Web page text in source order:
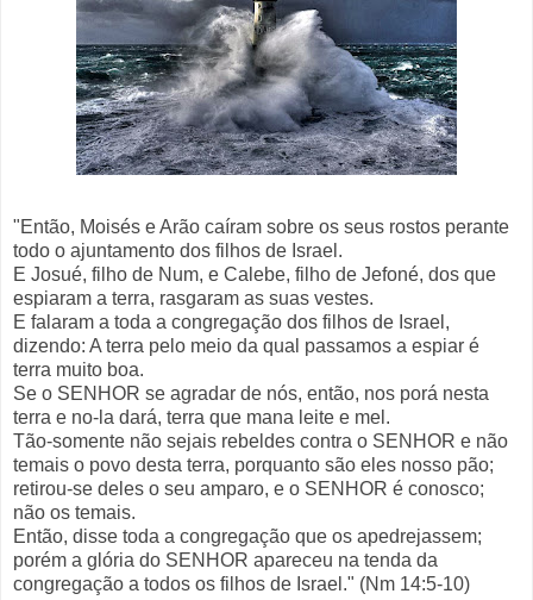
"Então, Moisés e Arão caíram sobre os seus rostos perante
todo o ajuntamento dos filhos de Israel.
E Josué, filho de Num, e Calebe, filho de Jefoné, dos que
espiaram a terra, rasgaram as suas vestes.
E falaram a toda a congregação dos filhos de Israel,
dizendo: A terra pelo meio da qual passamos a espiar é
terra muito boa.
Se o SENHOR se agradar de nós, então, nos porá nesta
terra e no-la dará, terra que mana leite e mel.
Tão-somente não sejais rebeldes contra o SENHOR e não
temais o povo desta terra, porquanto são eles nosso pão;
retirou-se deles o seu amparo, e o SENHOR é conosco;
não os temais.
Então, disse toda a congregação que os apedrejassem;
porém a glória do SENHOR apareceu na tenda da
congregação a todos os filhos de Israel." (Nm 14:5-10)